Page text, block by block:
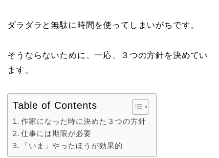
ダラダラと無駄に時間を使ってしまいがちです。
そうならないために、一応、３つの方針を決めてい
ます。
Table of Contents
作家になった時に決めた３つの方針
仕事には期限が必要
「いま」やったほうが効果的